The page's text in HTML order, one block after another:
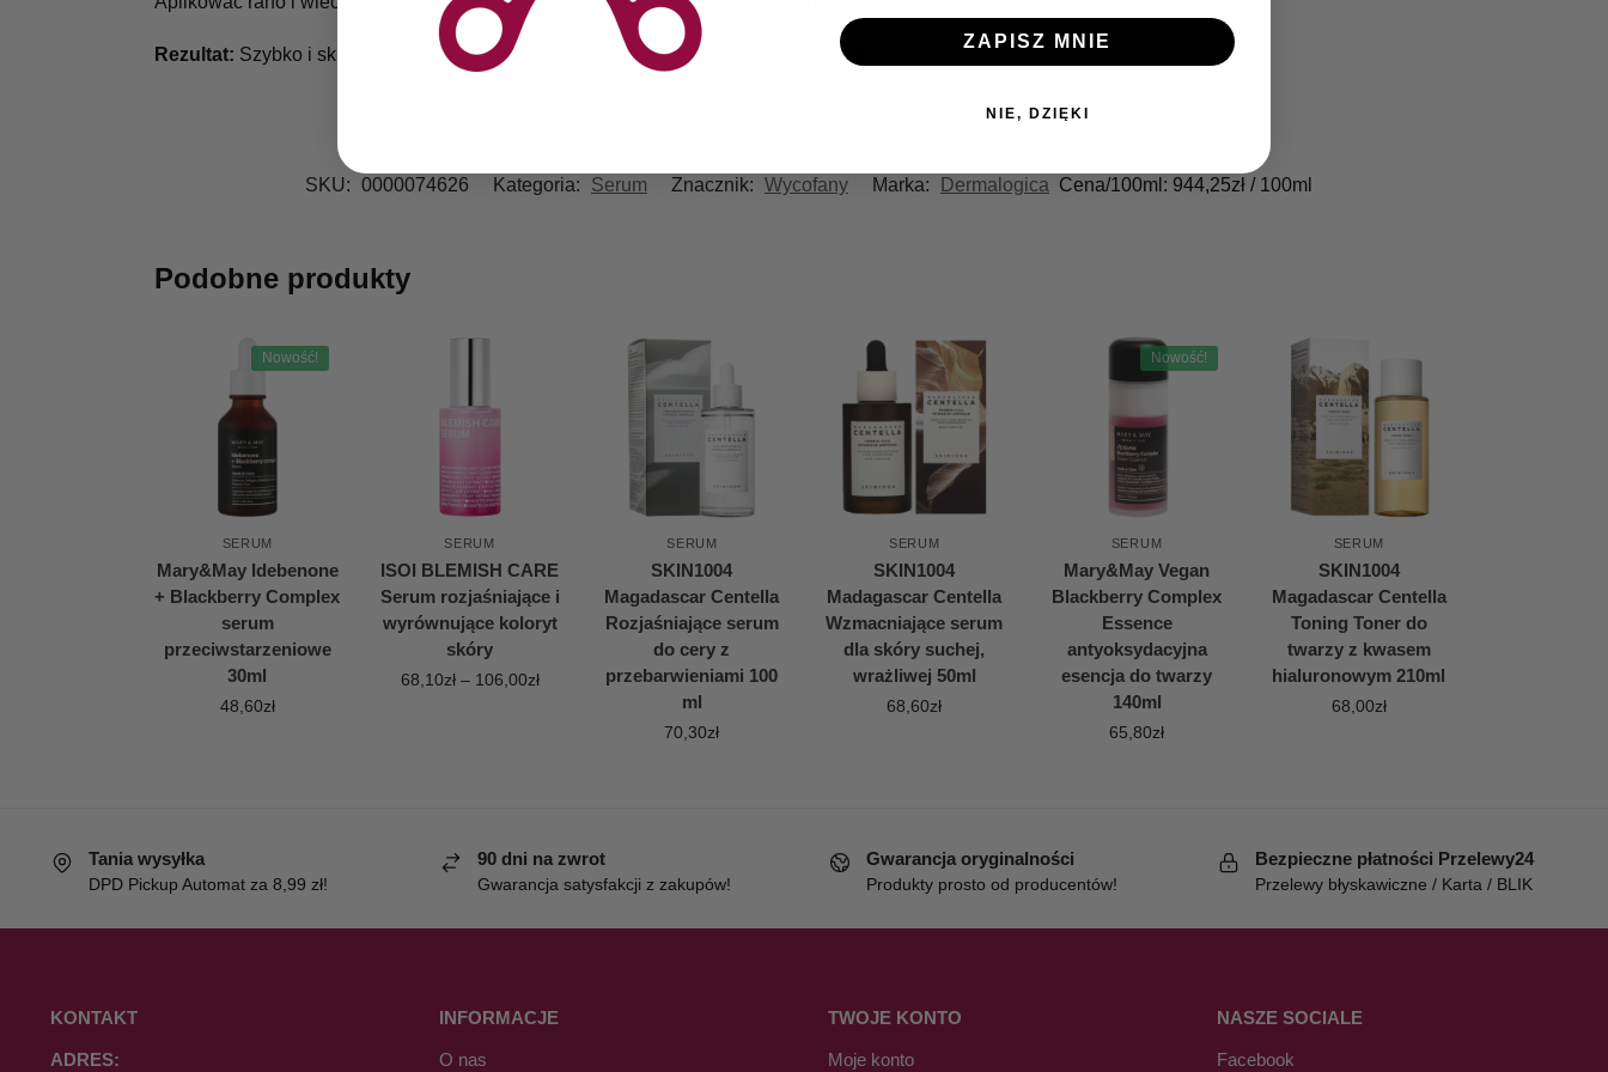
Rezultat: Szybko i skutecznie ukojona skóra zabezpieczona przed nadwrażliwością.
SKU: 0000074626 Kategoria: Serum Znacznik: Wycofany Marka: Dermalogica Cena/100ml: 944,25zł / 100ml
Podobne produkty
Nowość!
SERUM
Mary&May Idebenone
+ Blackberry Complex
serum
przeciwstarzeniowe
30ml
48,60zł
SERUM
ISOI BLEMISH CARE
Serum rozjaśniające i
wyrównujące koloryt
skóry
68,10zł – 106,00zł
SERUM
SKIN1004
Magadascar Centella
Rozjaśniające serum
do cery z
przebarwieniami 100
ml
70,30zł
SERUM
SKIN1004
Madagascar Centella
Wzmacniające serum
dla skóry suchej,
wrażliwej 50ml
68,60zł
Nowość!
SERUM
Mary&May Vegan
Blackberry Complex
Essence
antyoksydacyjna
esencja do twarzy
140ml
65,80zł
SERUM
SKIN1004
Magadascar Centella
Toning Toner do
twarzy z kwasem
hialuronowym 210ml
68,00zł
Tania wysyłka
DPD Pickup Automat za 8,99 zł!
90 dni na zwrot
Gwarancja satysfakcji z zakupów!
Gwarancja oryginalności
Produkty prosto od producentów!
Bezpieczne płatności Przelewy24
Przelewy błyskawiczne / Karta / BLIK
KONTAKT
ADRES:
INFORMACJE
O nas
TWOJE KONTO
Moje konto
NASZE SOCIALE
Facebook
ZAPISZ MNIE
NIE, DZIĘKI